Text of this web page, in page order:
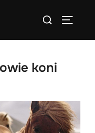
Search
koni